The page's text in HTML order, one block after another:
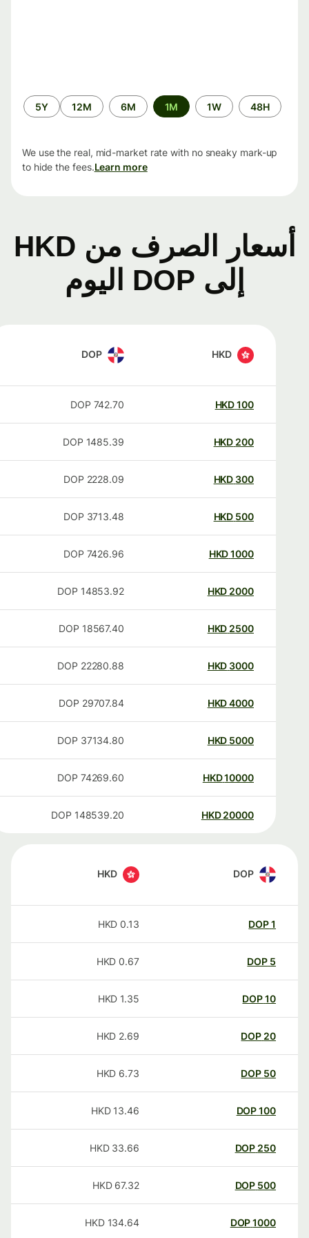
الفترة
الزمنية
48H
1W
1M
6M
12M
5Y
We use the real, mid-market rate with no sneaky mark-up
to hide the fees.Learn more
أسعار الصرف من HKD
إلى DOP اليوم
HKD
DOP
100
HKD
742.70
DOP
200
HKD
1485.39
DOP
300
HKD
2228.09
DOP
500
HKD
3713.48
DOP
1000
HKD
7426.96
DOP
2000
HKD
14853.92
DOP
2500
HKD
18567.40
DOP
3000
HKD
22280.88
DOP
4000
HKD
29707.84
DOP
5000
HKD
37134.80
DOP
10000
HKD
74269.60
DOP
20000
HKD
148539.20
DOP
DOP
HKD
DOP
0.13
HKD
DOP
0.67
HKD
DOP
1.35
HKD
20
DOP
2.69
HKD
50
DOP
6.73
HKD
100
DOP
13.46
HKD
250
DOP
33.66
HKD
500
DOP
67.32
HKD
1000
DOP
134.64
HKD